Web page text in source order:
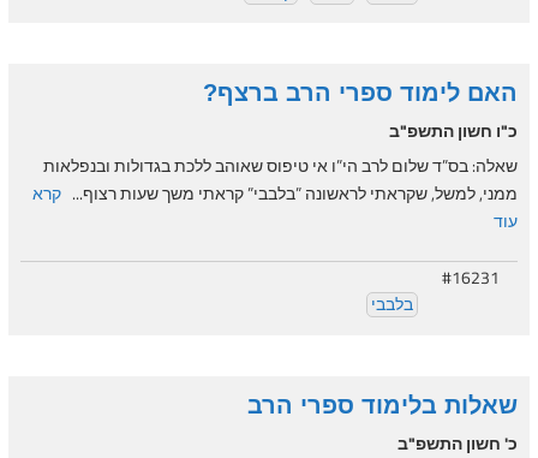
האם לימוד ספרי הרב ברצף?
כ"ו חשון התשפ"ב
שאלה: בס”ד שלום לרב הי”ו אי טיפוס שאוהב ללכת בגדולות ובנפלאות
ממני, למשל, שקראתי לראשונה ”בלבבי” קראתי משך שעות רצוף... קרא
עוד
#16231
בלבבי
שאלות בלימוד ספרי הרב
כ' חשון התשפ"ב